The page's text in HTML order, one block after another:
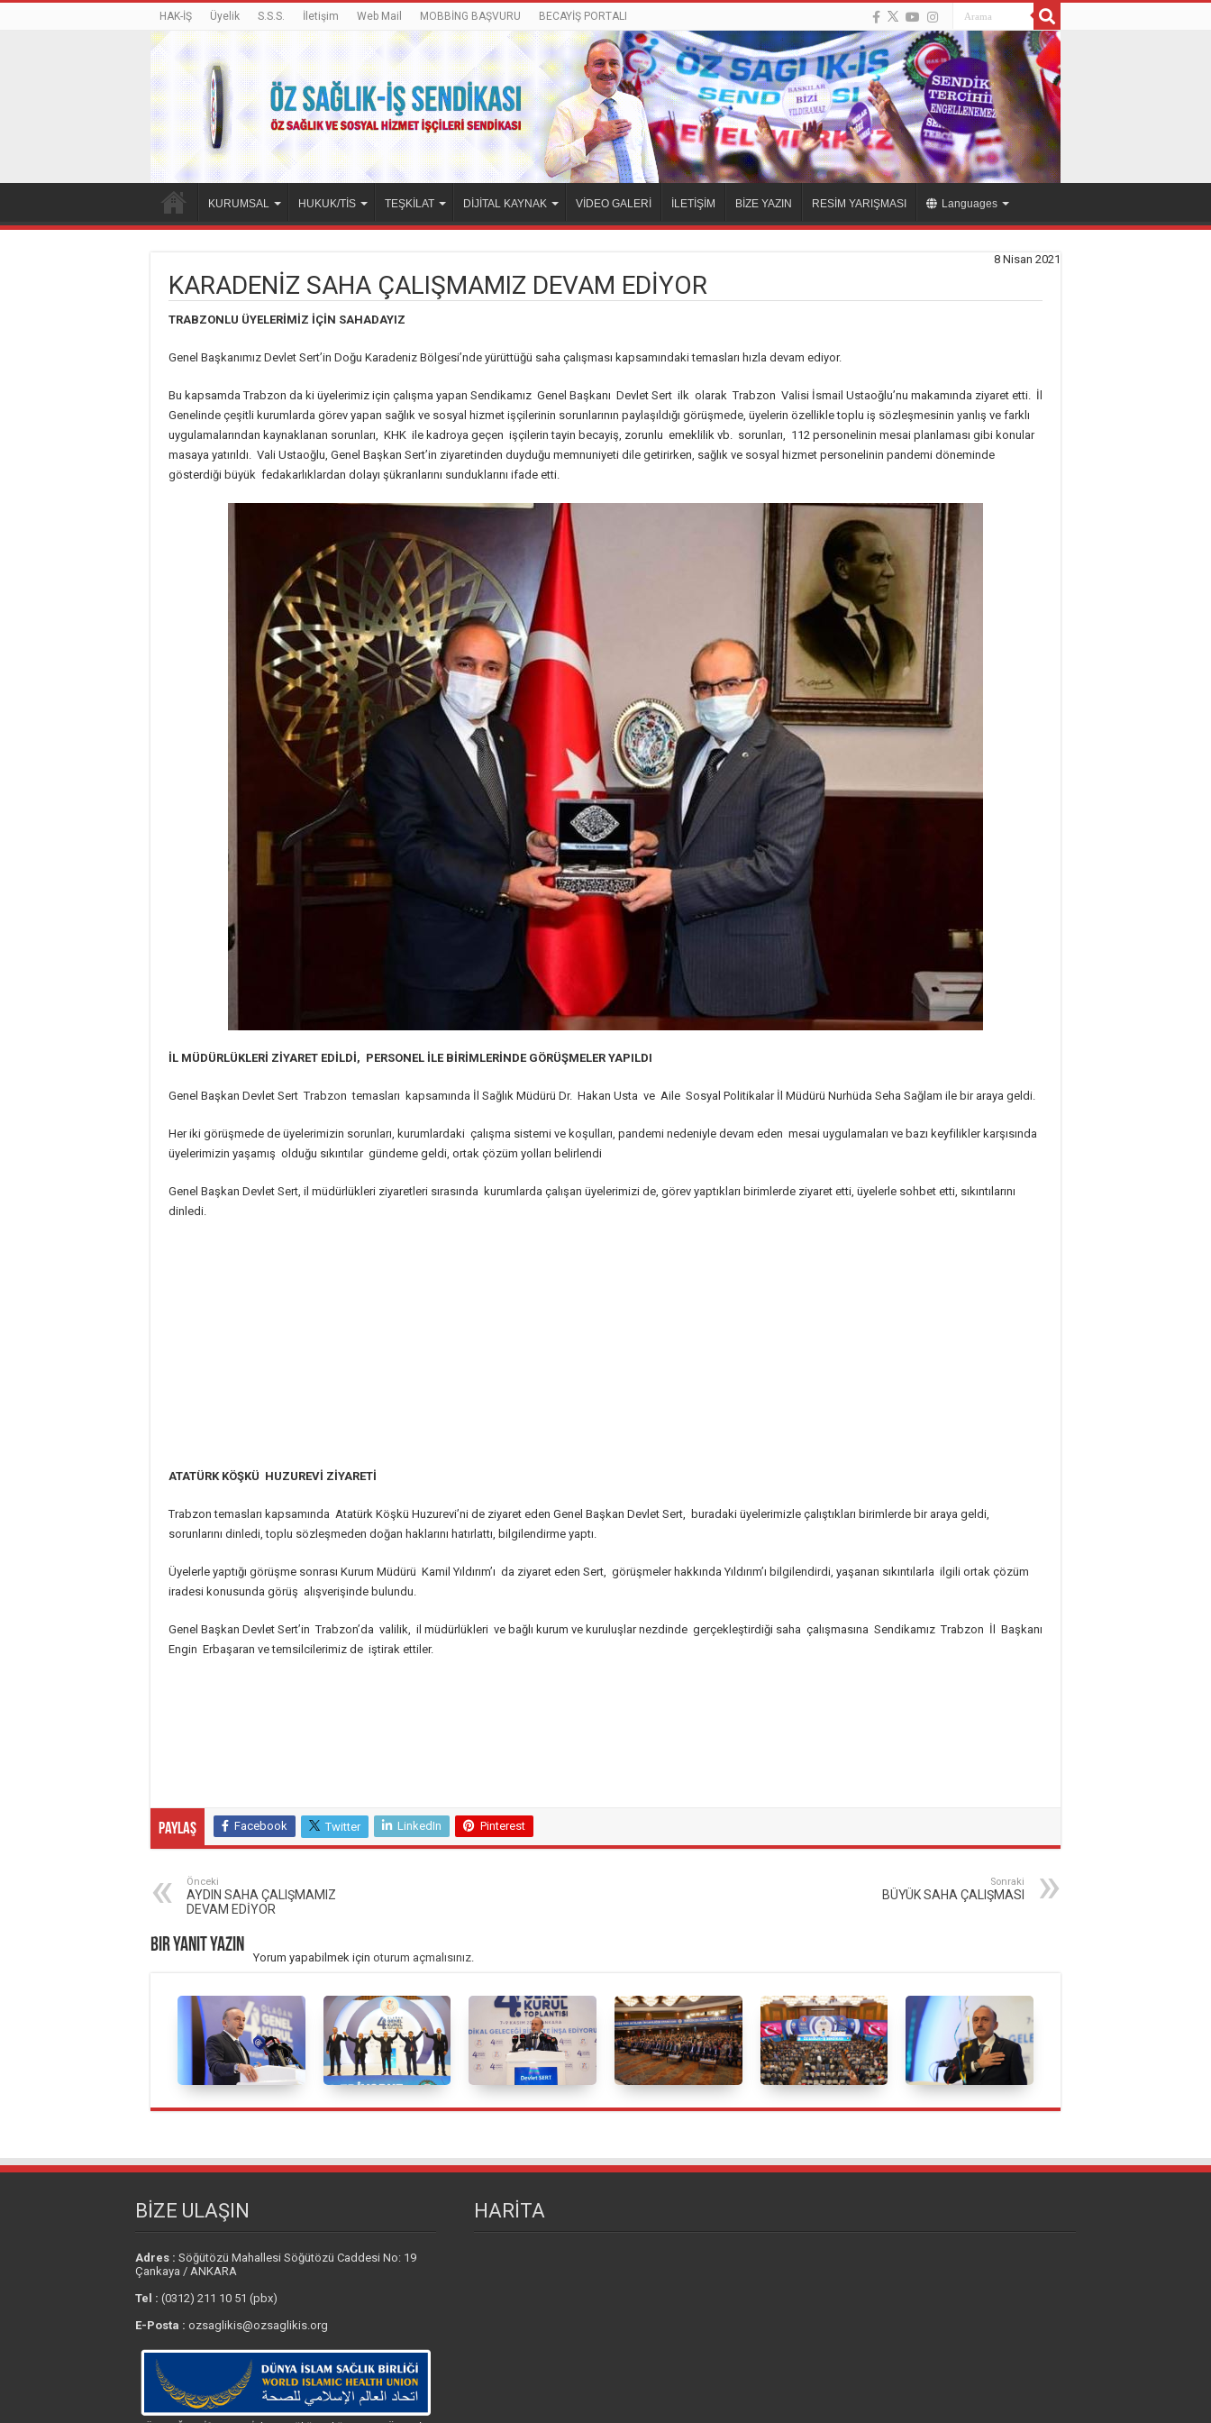
HAK-İŞ Üyelik S.S.S. İletişim Web Mail MOBBİNG BAŞVURU BECAYİŞ PORTALI
KURUMSAL HUKUK/TİS TEŞKİLAT DİJİTAL KAYNAK VİDEO GALERİ İLETİŞİM BİZE YAZIN RESİM YARIŞMASI Languages
8 Nisan 2021
KARADENİZ SAHA ÇALIŞMAMIZ DEVAM EDİYOR
TRABZONLU ÜYELERİMİZ İÇİN SAHADAYIZ
Genel Başkanımız Devlet Sert’in Doğu Karadeniz Bölgesi’nde yürüttüğü saha çalışması kapsamındaki temasları hızla devam ediyor.
Bu kapsamda Trabzon da ki üyelerimiz için çalışma yapan Sendikamız Genel Başkanı Devlet Sert ilk olarak Trabzon Valisi İsmail Ustaoğlu’nu makamında ziyaret etti. İl
Genelinde çeşitli kurumlarda görev yapan sağlık ve sosyal hizmet işçilerinin sorunlarının paylaşıldığı görüşmede, üyelerin özellikle toplu iş sözleşmesinin yanlış ve farklı
uygulamalarından kaynaklanan sorunları, KHK ile kadroya geçen işçilerin tayin becayiş, zorunlu emeklilik vb. sorunları, 112 personelinin mesai planlaması gibi konular
masaya yatırıldı. Vali Ustaoğlu, Genel Başkan Sert’in ziyaretinden duyduğu memnuniyeti dile getirirken, sağlık ve sosyal hizmet personelinin pandemi döneminde
gösterdiği büyük fedakarlıklardan dolayı şükranlarını sunduklarını ifade etti.
İL MÜDÜRLÜKLERİ ZİYARET EDİLDİ, PERSONEL İLE BİRİMLERİNDE GÖRÜŞMELER YAPILDI
Genel Başkan Devlet Sert Trabzon temasları kapsamında İl Sağlık Müdürü Dr. Hakan Usta ve Aile Sosyal Politikalar İl Müdürü Nurhüda Seha Sağlam ile bir araya geldi.
Her iki görüşmede de üyelerimizin sorunları, kurumlardaki çalışma sistemi ve koşulları, pandemi nedeniyle devam eden mesai uygulamaları ve bazı keyfilikler karşısında
üyelerimizin yaşamış olduğu sıkıntılar gündeme geldi, ortak çözüm yolları belirlendi
Genel Başkan Devlet Sert, il müdürlükleri ziyaretleri sırasında kurumlarda çalışan üyelerimizi de, görev yaptıkları birimlerde ziyaret etti, üyelerle sohbet etti, sıkıntılarını
dinledi.
ATATÜRK KÖŞKÜ HUZUREVİ ZİYARETİ
Trabzon temasları kapsamında Atatürk Köşkü Huzurevi’ni de ziyaret eden Genel Başkan Devlet Sert, buradaki üyelerimizle çalıştıkları birimlerde bir araya geldi,
sorunlarını dinledi, toplu sözleşmeden doğan haklarını hatırlattı, bilgilendirme yaptı.
Üyelerle yaptığı görüşme sonrası Kurum Müdürü Kamil Yıldırım’ı da ziyaret eden Sert, görüşmeler hakkında Yıldırım’ı bilgilendirdi, yaşanan sıkıntılarla ilgili ortak çözüm
iradesi konusunda görüş alışverişinde bulundu.
Genel Başkan Devlet Sert’in Trabzon’da valilik, il müdürlükleri ve bağlı kurum ve kuruluşlar nezdinde gerçekleştirdiği saha çalışmasına Sendikamız Trabzon İl Başkanı
Engin Erbaşaran ve temsilcilerimiz de iştirak ettiler.
Paylaş Facebook Twitter LinkedIn Pinterest
Önceki
AYDIN SAHA ÇALIŞMAMIZ
DEVAM EDİYOR
Sonraki
BÜYÜK SAHA ÇALIŞMASI
Bir yanıt yazın
Yorum yapabilmek için oturum açmalısınız.
BİZE ULAŞIN
Adres : Söğütözü Mahallesi Söğütözü Caddesi No: 19
Çankaya / ANKARA
Tel : (0312) 211 10 51 (pbx)
E-Posta : ozsaglikis@ozsaglikis.org
HARİTA